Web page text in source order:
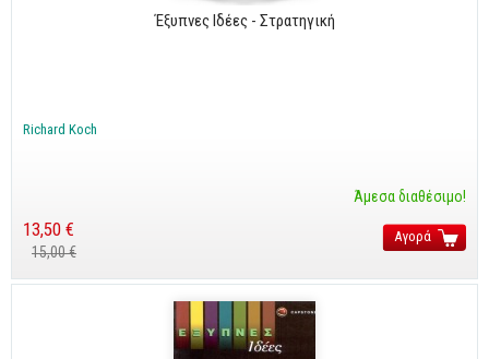
Έξυπνες Ιδέες - Στρατηγική
Richard Koch
Άμεσα διαθέσιμο!
13,50 €
15,00 €
Αγορά